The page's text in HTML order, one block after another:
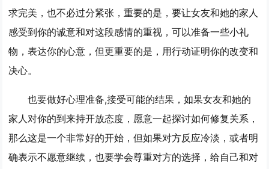
求完美，也不必过分紧张，重要的是，要让女友和她的家人
感受到你的诚意和对这段感情的重视，可以准备一些小礼
物，表达你的心意，但更重要的是，用行动证明你的改变和
决心。
也要做好心理准备,接受可能的结果，如果女友和她的
家人对你的到来持开放态度，愿意一起探讨如何修复关系，
那么这是一个非常好的开始，但如果对方反应冷淡，或者明
确表示不愿意继续，也要学会尊重对方的选择，给自己和对